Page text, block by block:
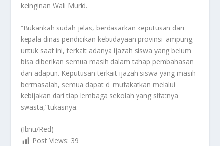
keinginan Wali Murid.
“Bukankah sudah jelas, berdasarkan keputusan dari
kepala dinas pendidikan kebudayaan provinsi lampung,
untuk saat ini, terkait adanya ijazah siswa yang belum
bisa diberikan semua masih dalam tahap pembahasan
dan adapun. Keputusan terkait ijazah siswa yang masih
bermasalah, semua dapat di mufakatkan melalui
kebijakan dari tiap lembaga sekolah yang sifatnya
swasta,”tukasnya.
(Ibnu/Red)
Post Views: 39